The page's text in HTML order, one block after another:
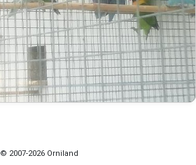
© 2007-2026 Orniland